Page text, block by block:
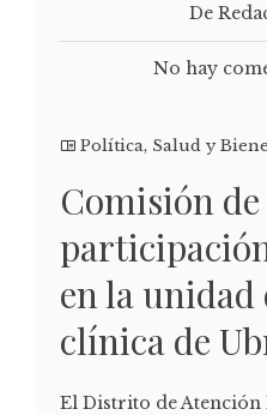
De
No hay
Política, Salud y
Comisión de
en la unidad
clínica de
El Distrito de